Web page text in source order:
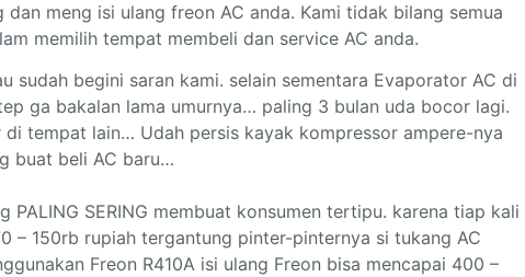
meng isi ulang freon AC anda. Kami tidak bilang semua
memilih tempat membeli dan service AC anda.
sudah begini saran kami. selain sementara Evaporator AC di
ga bakalan lama umurnya… paling 3 bulan uda bocor lagi.
tempat lain… Udah persis kayak kompressor ampere-nya
buat beli AC baru…
SERING membuat konsumen tertipu. karena tiap kali
– 150rb rupiah tergantung pinter-pinternya si tukang AC
Freon R410A isi ulang Freon bisa mencapai 400 –